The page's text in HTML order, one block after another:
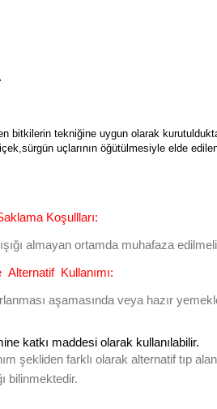
bitkilerin tekniğine uygun olarak
uçlarının öğütülmesiyle elde
Koşullları:
almayan ortamda muhafaza
Alternatif Kullanımı:
aşamasında veya hazır
katkı maddesi olarak kullanılabilir.
şekliden farklı olarak alternatif tıp
bilinmektedir.